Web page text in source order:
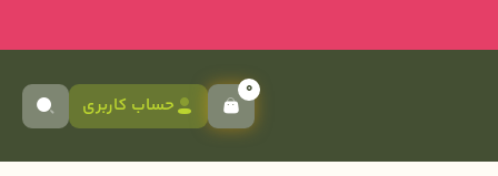
حساب کاربری
0